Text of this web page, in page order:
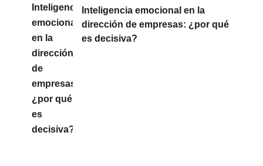
Inteligencia emocional en la
dirección de empresas: ¿por qué
es decisiva?